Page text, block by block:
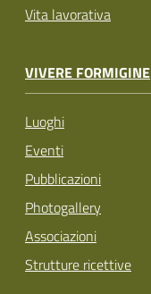
Vita lavorativa
VIVERE FORMIGINE
Luoghi
Eventi
Pubblicazioni
Photogallery
Associazioni
Strutture ricettive